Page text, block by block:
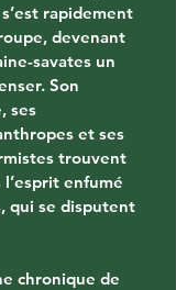
rapidement
devenant
savates un
Son
ses
et ses
trouvent
enfumé
qui se disputent
chronique de